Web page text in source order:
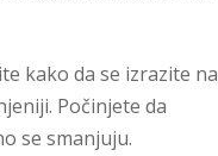
kako da se izrazite na
Počinjete da
se smanjuju.